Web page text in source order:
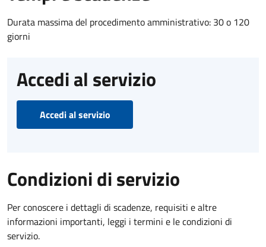
Durata massima del procedimento amministrativo: 30 o 120
giorni
Accedi al servizio
Accedi al servizio
Condizioni di servizio
Per conoscere i dettagli di scadenze, requisiti e altre
informazioni importanti, leggi i termini e le condizioni di
servizio.